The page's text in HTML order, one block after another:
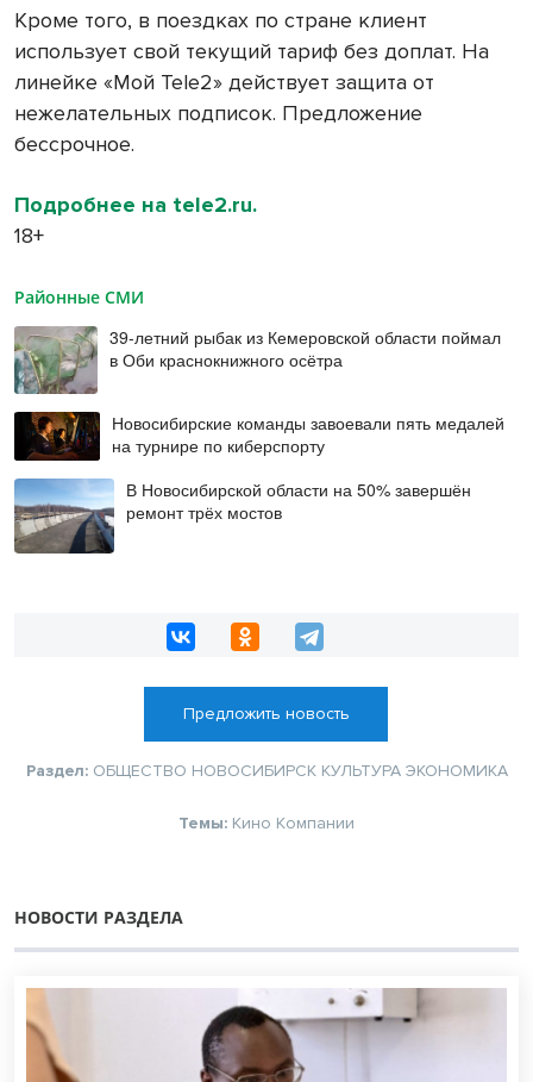
Кроме того, в поездках по стране клиент
использует свой текущий тариф без доплат. На
линейке «Мой Tele2» действует защита от
нежелательных подписок. Предложение
бессрочное.
Подробнее на tele2.ru.
18+
Районные СМИ
39-летний рыбак из Кемеровской области поймал
в Оби краснокнижного осётра
Новосибирские команды завоевали пять медалей
на турнире по киберспорту
В Новосибирской области на 50% завершён
ремонт трёх мостов
Предложить новость
Раздел: ОБЩЕСТВО НОВОСИБИРСК КУЛЬТУРА ЭКОНОМИКА
Темы: Кино Компании
НОВОСТИ РАЗДЕЛА